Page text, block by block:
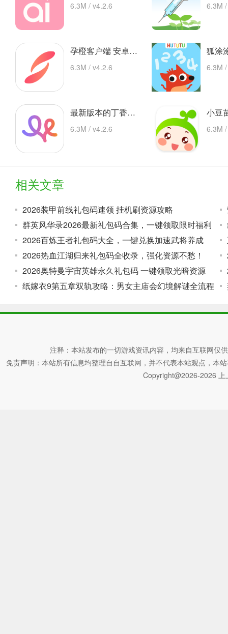
6.3M / v4.2.6 6.3M
孕橙客户端 安卓下载
6.3M / v4.2.6 6.3M
最新版本的丁香妈妈app 安卓版
6.3M / v4.2.6 6.3M
相关文章
2026装甲前线礼包码速领 挂机刷资源攻略
群英风华录2026最新礼包码合集，一键领取限时福利
2026百炼王者礼包码大全，一键兑换加速武将养成
2026热血江湖归来礼包码全收录，强化资源不愁！
2026奥特曼宇宙英雄永久礼包码 一键领取光暗资源
纸嫁衣9第五章双轨攻略：男女主庙会幻境解谜全流程
注释：本站发布的一切游戏资讯内容，均来自互联网仅
免责声明：本站所有信息均整理自自互联网，并不代表本站观点，本
Copyright@2026-2026